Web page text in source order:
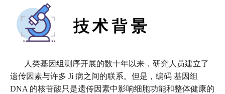
人类基因组测序开展的数十年以来，研究人员建立了
遗传因素与许多 Jí 病之间的联系。但是，编码 基因组
DNA 的核苷酸只是遗传因素中影响细胞功能和整体健康的